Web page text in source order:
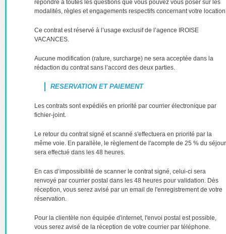
répondre à toutes les questions que vous pouvez vous poser sur les
modalités, règles et engagements respectifs concernant votre
Ce contrat est réservé à l’usage exclusif de l’agence IROISE
VACANCES.
Aucune modification (rature, surcharge) ne sera acceptée dans la
rédaction du contrat sans l’accord des deux parties.
RESERVATION ET PAIEMENT
Les contrats sont expédiés en priorité par courrier électronique par
fichier-joint.
Le retour du contrat signé et scanné s'effectuera en priorité par la
même voie. En parallèle, le règlement de l'acompte de 25 % du séjour
sera effectué dans les 48 heures.
En cas d’impossibilité de scanner le contrat signé, celui-ci sera
renvoyé par courrier postal dans les 48 heures pour validation. Dès
réception, vous serez avisé par un email de l'enregistrement de votre
réservation.
Pour la clientèle non équipée d'internet, l'envoi postal est possible,
vous serez avisé de la réception de votre courrier par téléphone.